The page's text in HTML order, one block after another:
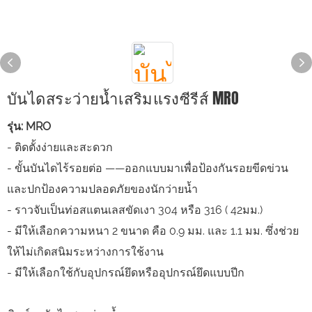
บันไดสระว่ายน้ำเสริมแรงซีรีส์ MRO
รุ่น: MRO
- ติดตั้งง่ายและสะดวก
- ขั้นบันไดไร้รอยต่อ ——ออกแบบมาเพื่อป้องกันรอยขีดข่วน
และปกป้องความปลอดภัยของนักว่ายน้ำ
- ราวจับเป็นท่อสแตนเลสขัดเงา 304 หรือ 316 ( 42มม.)
- มีให้เลือกความหนา 2 ขนาด คือ 0.9 มม. และ 1.1 มม. ซึ่งช่วย
ให้ไม่เกิดสนิมระหว่างการใช้งาน
- มีให้เลือกใช้กับอุปกรณ์ยึดหรืออุปกรณ์ยึดแบบปีก